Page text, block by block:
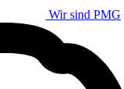
Wir sind PMG